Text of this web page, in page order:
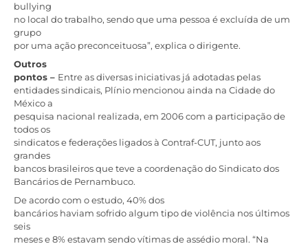
bullying
no local do trabalho, sendo que uma pessoa é excluída de um
grupo
por uma ação preconceituosa”, explica o dirigente.
Outros
pontos – Entre as diversas iniciativas já adotadas pelas
entidades sindicais, Plínio mencionou ainda na Cidade do
México a
pesquisa nacional realizada, em 2006 com a participação de
todos os
sindicatos e federações ligados à Contraf-CUT, junto aos
grandes
bancos brasileiros que teve a coordenação do Sindicato dos
Bancários de Pernambuco.
De acordo com o estudo, 40% dos
bancários haviam sofrido algum tipo de violência nos últimos
seis
meses e 8% estavam sendo vítimas de assédio moral. “Na